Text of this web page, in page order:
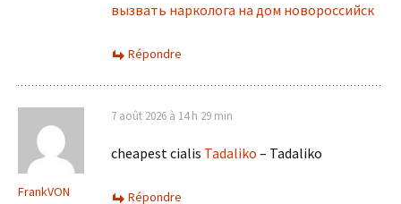
вызвать нарколога на дом новороссийск
Répondre
FrankVON
7 août 2026 à 14 h 29 min
cheapest cialis Tadaliko – Tadaliko
Répondre